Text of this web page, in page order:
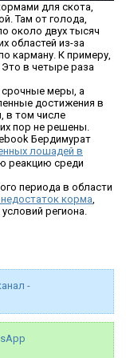
для скота,
Там от голода,
около двух тысяч
областей из-за
карману. К примеру,
Это в четыре раза
срочные меры, а
достижения в
в том числе
пор не решены.
Бердимурат
лошадей в
реакцию среди
периода в области
корма,
региона.
-